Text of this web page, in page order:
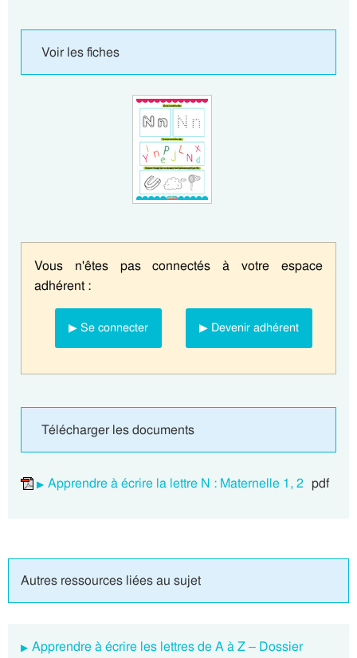
Voir les fiches
Vous n'êtes pas connectés à votre espace
adhérent :
▶ Se connecter ▶ Devenir adhérent
Télécharger les documents
Apprendre à écrire la lettre N : Maternelle 1, 2 pdf
Autres ressources liées au sujet
Apprendre à écrire les lettres de A à Z – Dossier